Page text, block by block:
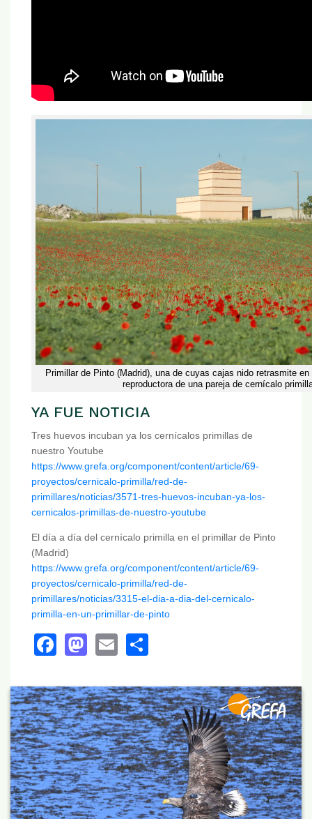
Primillar de Pinto (Madrid), una de cuyas cajas nido retrasmite
reproductora de una pareja de cernícalo
YA FUE NOTICIA
Tres huevos incuban ya los cernícalos primillas de
nuestro Youtube
https://www.grefa.org/component/content/article/69-
proyectos/cernicalo-primilla/red-de-
primillares/noticias/3571-tres-huevos-incuban-ya-los-
cernicalos-primillas-de-nuestro-youtube
El día a día del cernícalo primilla en el primillar de Pinto
(Madrid)
https://www.grefa.org/component/content/article/69-
proyectos/cernicalo-primilla/red-de-
primillares/noticias/3315-el-dia-a-dia-del-cernicalo-
primilla-en-un-primillar-de-pinto
Facebook
Mastodon
Email